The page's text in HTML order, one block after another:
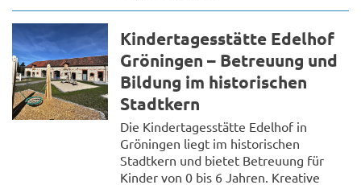
Kindertagesstätte Edelhof
Gröningen – Betreuung und
Bildung im historischen
Stadtkern
Die Kindertagesstätte Edelhof in
Gröningen liegt im historischen
Stadtkern und bietet Betreuung für
Kinder von 0 bis 6 Jahren. Kreative